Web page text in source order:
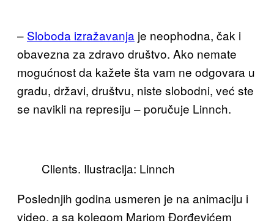
– Sloboda izražavanja je neophodna, čak i
obavezna za zdravo društvo. Ako nemate
mogućnost da kažete šta vam ne odgovara u
gradu, državi, društvu, niste slobodni, već ste
se navikli na represiju – poručuje Linnch.
Clients. Ilustracija: Linnch
Poslednjih godina usmeren je na animaciju i
video, a sa kolegom Mariom Đorđevićem